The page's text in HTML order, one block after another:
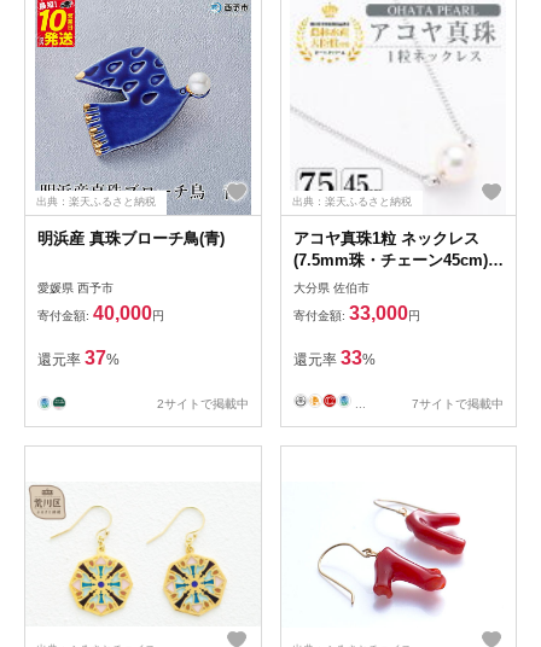
出典：楽天ふるさと納税
明浜産 真珠ブローチ鳥(青)
愛媛県 西予市
寄付金額: 40,000円
還元率 37%
2サイトで掲載中
出典：楽天ふるさと納税
アコヤ真珠1粒 ネックレス
(7.5mm珠・チェーン45cm)
真珠 パール ネックレス フォ
ーマル パーティー 結婚式 冠
婚葬祭 大分県 佐伯市
【AF23】【(有)オーハタパー
ル】
大分県 佐伯市
寄付金額: 33,000円
還元率 33%
7サイトで掲載中